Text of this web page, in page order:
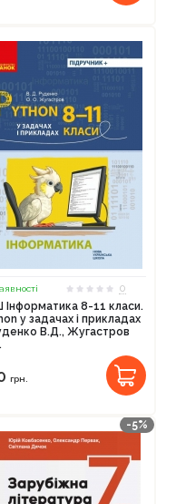
0
Інформатика 8-11 класи.
у задачах і прикладах
В.Д., Жугастров
грн.
-5%